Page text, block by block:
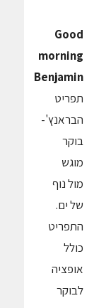
Good
morning
Benjamin
תפריט
הבראנץ'-
בוקר
מוגש
מול נוף
של ים.
התפריט
כולל
אופציה
לבוקר